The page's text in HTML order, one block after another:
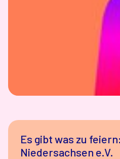
Es gibt was zu
Niedersachsen e.V.